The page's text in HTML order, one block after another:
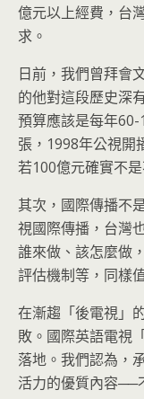
億元以上經費，台
求。
日前，我們曾拜會
的他對這段歷史深
預算應該是每年
張，1998年公視開
若100億元確實不是
其次，國際傳播不
視國際傳播，台灣
誰來做、該怎麼做
評估機制等，同樣
在漸趨「後電視」
敗。國際英語電視
落地。我們認為，
活力的優質內容──